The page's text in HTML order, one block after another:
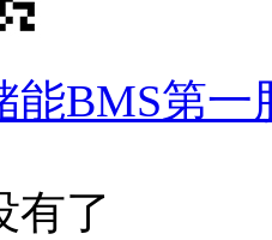
能BMS第一
有了